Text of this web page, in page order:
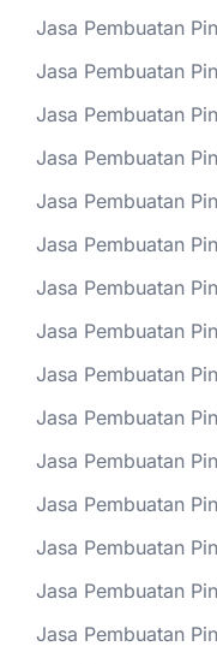
Jasa Pembuatan
Jasa Pembuatan
Jasa Pembuatan
Jasa Pembuatan
Jasa Pembuatan
Jasa Pembuatan
Jasa Pembuatan
Jasa Pembuatan
Jasa Pembuatan
Jasa Pembuatan
Jasa Pembuatan
Jasa Pembuatan
Jasa Pembuatan
Jasa Pembuatan
Jasa Pembuatan